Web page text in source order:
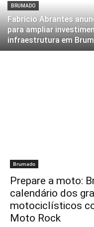
BRUMADO
Fabrício Abrantes
para ampliar
infraestrutura em
Brumado
Prepare a moto:
calendário dos
motociclísticos
Moto Rock